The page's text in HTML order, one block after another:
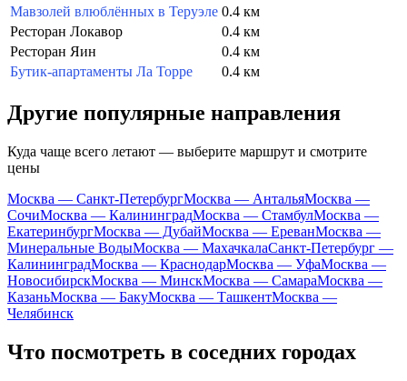
Мавзолей влюблённых в Теруэле 0.4 км
Ресторан Локавор
0.4 км
Ресторан Яин
0.4 км
Бутик-апартаменты Ла Торре
0.4 км
Другие популярные направления
Куда чаще всего летают — выберите маршрут и смотрите
цены
Москва — Санкт-ПетербургМосква — АнтальяМосква —
СочиМосква — КалининградМосква — СтамбулМосква —
ЕкатеринбургМосква — ДубайМосква — ЕреванМосква —
Минеральные ВодыМосква — МахачкалаСанкт-Петербург —
КалининградМосква — КраснодарМосква — УфаМосква —
НовосибирскМосква — МинскМосква — СамараМосква —
КазаньМосква — БакуМосква — ТашкентМосква —
Челябинск
Что посмотреть в соседних городах